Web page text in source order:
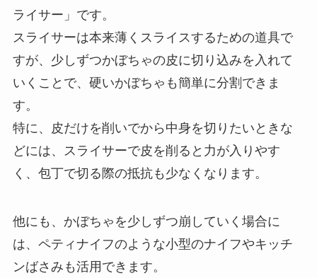
ライサー」です。
スライサーは本来薄くスライスするための道具で
すが、少しずつかぼちゃの皮に切り込みを入れて
いくことで、硬いかぼちゃも簡単に分割できま
す。
特に、皮だけを削いでから中身を切りたいときな
どには、スライサーで皮を削ると力が入りやす
く、包丁で切る際の抵抗も少なくなります。
他にも、かぼちゃを少しずつ崩していく場合に
は、ペティナイフのような小型のナイフやキッチ
ンばさみも活用できます。